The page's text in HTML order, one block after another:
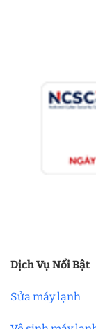
Dịch Vụ Nổi Bật
Sửa máy lạnh